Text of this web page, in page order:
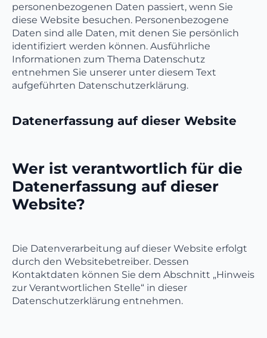
personenbezogenen Daten passiert, wenn Sie
diese Website besuchen. Personenbezogene
Daten sind alle Daten, mit denen Sie persönlich
identifiziert werden können. Ausführliche
Informationen zum Thema Datenschutz
entnehmen Sie unserer unter diesem Text
aufgeführten Datenschutzerklärung.
Datenerfassung auf dieser Website
Wer ist verantwortlich für die
Datenerfassung auf dieser
Website?
Die Datenverarbeitung auf dieser Website erfolgt
durch den Websitebetreiber. Dessen
Kontaktdaten können Sie dem Abschnitt „Hinweis
zur Verantwortlichen Stelle“ in dieser
Datenschutzerklärung entnehmen.